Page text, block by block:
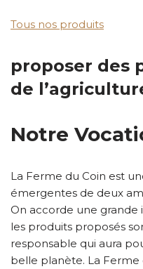
Tous nos produits
proposer des
de
Notre
La Ferme du Coin est
émergentes de deux
On accorde une
les produits proposés
responsable qui aura
belle planète. La Ferme